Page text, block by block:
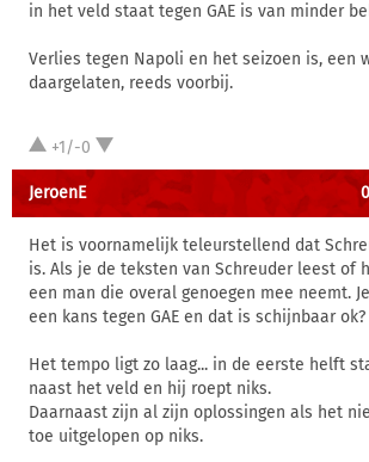
in het veld staat tegen GAE is van minder
Verlies tegen Napoli en het seizoen is, een
daargelaten, reeds voorbij.
+1/-0
JeroenE
Het is voornamelijk teleurstellend dat
is. Als je de teksten van Schreuder leest of
een man die overal genoegen mee neemt.
een kans tegen GAE en dat is schijnbaar ok?
Het tempo ligt zo laag... in de eerste helft
naast het veld en hij roept niks.
Daarnaast zijn al zijn oplossingen als het
toe uitgelopen op niks.